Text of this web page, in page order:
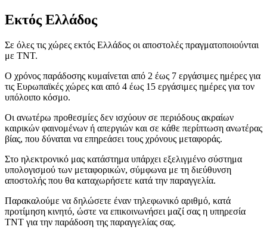
Εκτός Ελλάδος
Σε όλες τις χώρες εκτός Ελλάδος οι αποστολές πραγματοποιούνται
με TNT.
Ο χρόνος παράδοσης κυμαίνεται από 2 έως 7 εργάσιμες ημέρες για
τις Ευρωπαϊκές χώρες και από 4 έως 15 εργάσιμες ημέρες για τον
υπόλοιπο κόσμο.
Οι ανωτέρω προθεσμίες δεν ισχύουν σε περιόδους ακραίων
καιρικών φαινομένων ή απεργιών και σε κάθε περίπτωση ανωτέρας
βίας, που δύναται να επηρεάσει τους χρόνους μεταφοράς.
Στο ηλεκτρονικό μας κατάστημα υπάρχει εξελιγμένο σύστημα
υπολογισμού των μεταφορικών, σύμφωνα με τη διεύθυνση
αποστολής που θα καταχωρήσετε κατά την παραγγελία.
Παρακαλούμε να δηλώσετε έναν τηλεφωνικό αριθμό, κατά
προτίμηση κινητό, ώστε να επικοινωνήσει μαζί σας η υπηρεσία
TNT για την παράδοση της παραγγελίας σας.